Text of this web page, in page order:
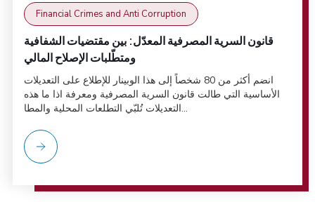
Financial Crimes and Anti Corruption
قانون السرية المصرفية المعدّل: بين مقتضيات الشفافية
ومتطّلبات الإصلاح المالي
انضم أكثر من 80 شخصاً إلى هذا الوبينار للإطلاع على التعديلات
الأساسية التي طالت قانون السرية المصرفية ومعرفة اذا ما هذه
التعديلات تُلبّي التطلعات المحلية والمطا...